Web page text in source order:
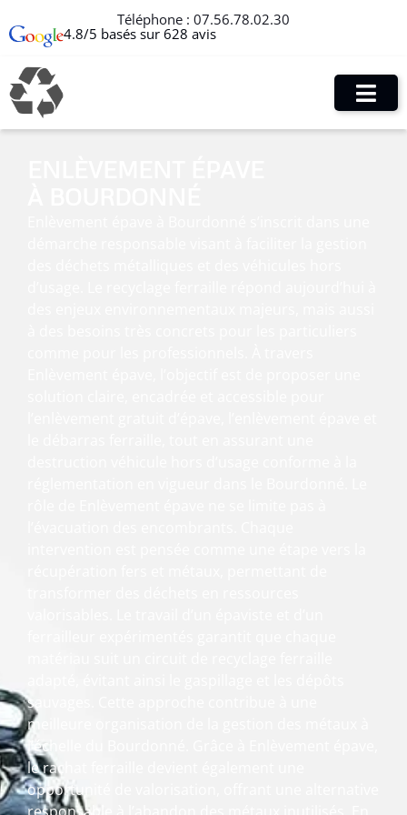
Téléphone : 07.56.78.02.30
4.8/5 basés sur 628 avis
sauvages. Cette approche contribue à une
meilleure organisation de la gestion des métaux à
l’échelle du Bourdonné. Grâce à Enlèvement épave,
le rachat ferraille devient également une
opportunité de valorisation, offrant une alternative